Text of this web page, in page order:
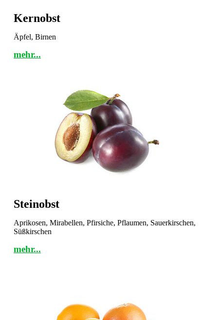
Kernobst
Äpfel, Birnen
mehr...
Steinobst
Aprikosen, Mirabellen, Pfirsiche, Pflaumen, Sauerkirschen,
Süßkirschen
mehr...